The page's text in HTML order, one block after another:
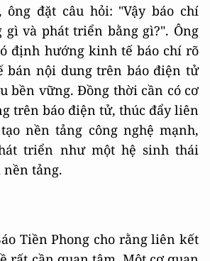
ông đặt câu hỏi: "Vậy báo chí
gì và phát triển bằng gì?". Ông
định hướng kinh tế báo chí rõ
bán nội dung trên báo điện tử
bền vững. Đồng thời cần có cơ
trên báo điện tử, thúc đẩy liên
nền tảng công nghệ mạnh,
triển như một hệ sinh thái
tảng.
Tiền Phong cho rằng liên kết